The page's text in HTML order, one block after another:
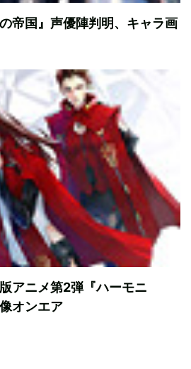
帝国』声優陣判明、キャラ画
アニメ第2弾『ハーモニ
オンエア